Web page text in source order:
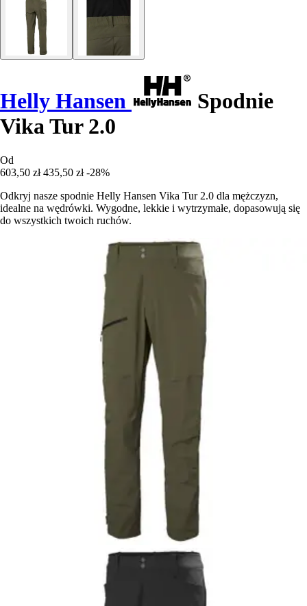
Helly Hansen
Spodnie
Vika Tur 2.0
Od
603,50 zł 435,50 zł -28%
Odkryj nasze spodnie Helly Hansen Vika Tur 2.0 dla mężczyzn,
idealne na wędrówki. Wygodne, lekkie i wytrzymałe, dopasowują się
do wszystkich twoich ruchów.